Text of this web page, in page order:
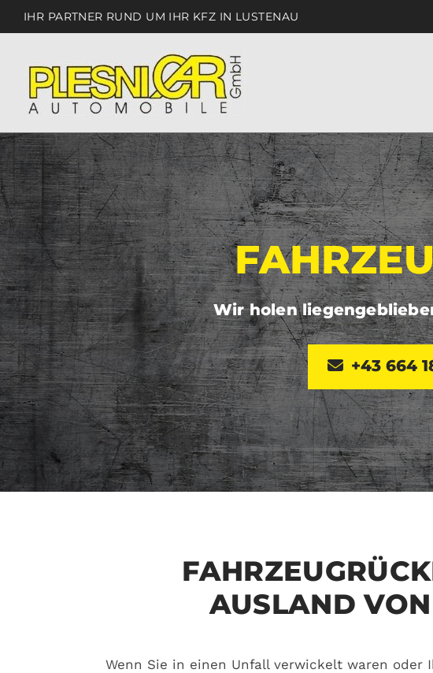
IHR PARTNER RUND UM IHR KFZ IN LUSTENAU
Wir holen
+43 664
AUSLAND
Wenn Sie in einen Unfall verwickelt waren